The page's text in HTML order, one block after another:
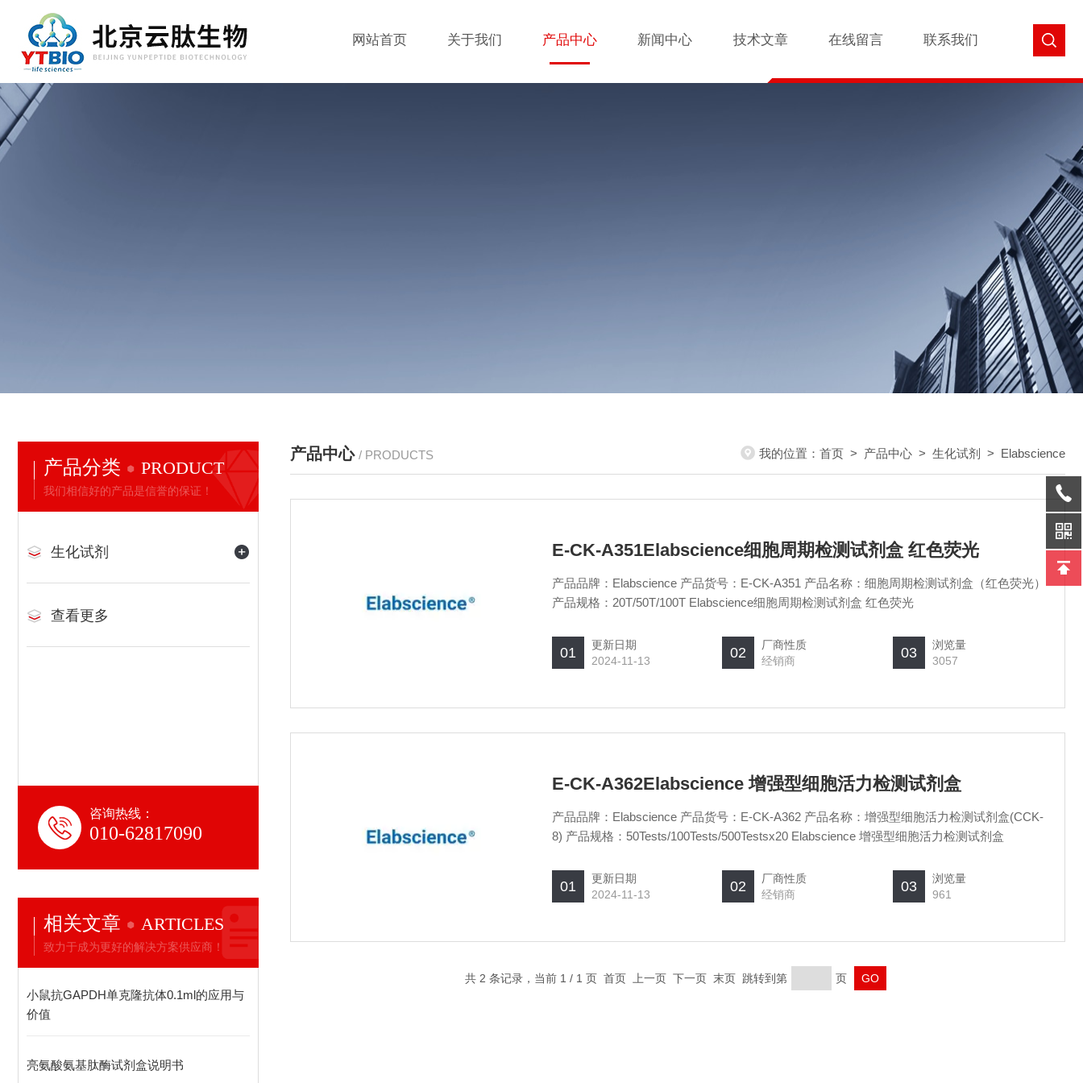
网站首页 关于我们 产品中心 新闻中心 技术文章 在线留言 联系我们
产品分类 PRODUCT
我们相信好的产品是信誉的保证！
生化试剂
查看更多
咨询热线：
010-62817090
相关文章 ARTICLES
致力于成为更好的解决方案供应商！
小鼠抗GAPDH单克隆抗体0.1ml的应用与
价值
亮氨酸氨基肽酶试剂盒说明书
产品中心 / PRODUCTS 我的位置： 首页 > 产品中心 > 生化试剂 > Elabscience
E-CK-A351Elabscience细胞周期检测试剂盒 红色荧光
产品品牌：Elabscience 产品货号：E-CK-A351 产品名称：细胞周期检测试剂盒（红色荧光）
产品规格：20T/50T/100T Elabscience细胞周期检测试剂盒 红色荧光
01
更新日期
2024-11-13
02
厂商性质
经销商
03
浏览量
3057
E-CK-A362Elabscience 增强型细胞活力检测试剂盒
产品品牌：Elabscience 产品货号：E-CK-A362 产品名称：增强型细胞活力检测试剂盒(CCK-
8) 产品规格：50Tests/100Tests/500Testsx20 Elabscience 增强型细胞活力检测试剂盒
01
更新日期
2024-11-13
02
厂商性质
经销商
03
浏览量
961
共 2 条记录，当前 1 / 1 页 首页 上一页 下一页 末页 跳转到第 页